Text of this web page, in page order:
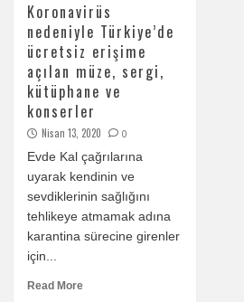
Koronavirüs
nedeniyle Türkiye’de
ücretsiz erişime
açılan müze, sergi,
kütüphane ve
konserler
Nisan 13, 2020 0
Evde Kal çağrılarına
uyarak kendinin ve
sevdiklerinin sağlığını
tehlikeye atmamak adına
karantina sürecine girenler
için...
Read More